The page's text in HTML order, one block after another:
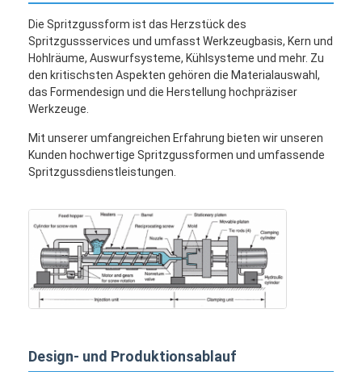
Die Spritzgussform ist das Herzstück des
Spritzgussservices und umfasst Werkzeugbasis, Kern und
Hohlräume, Auswurfsysteme, Kühlsysteme und mehr. Zu
den kritischsten Aspekten gehören die Materialauswahl,
das Formendesign und die Herstellung hochpräziser
Werkzeuge.
Mit unserer umfangreichen Erfahrung bieten wir unseren
Kunden hochwertige Spritzgussformen und umfassende
Spritzgussdienstleistungen.
Design- und Produktionsablauf